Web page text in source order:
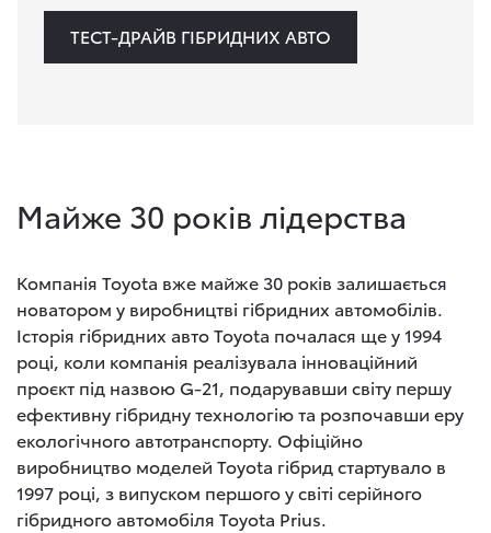
ТЕСТ-ДРАЙВ ГІБРИДНИХ АВТО
Майже 30 рокiв лiдерства
Компанія Toyota вже майже 30 років залишається
новатором у виробництві гібридних автомобілів.
Історія гібридних авто Toyota почалася ще у 1994
році, коли компанія реалізувала інноваційний
проєкт під назвою G-21, подарувавши світу першу
ефективну гібридну технологію та розпочавши еру
екологічного автотранспорту. Офіційно
виробництво моделей Toyota гібрид стартувало в
1997 році, з випуском першого у світі серійного
гібридного автомобіля Toyota Prius.